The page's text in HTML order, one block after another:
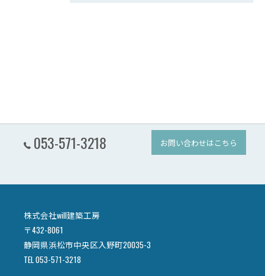
053-571-3218 お問い合わせはこちら
株式会社will建築工房
〒432-8061
静岡県浜松市中央区入野町20035-3
TEL 053-571-3218